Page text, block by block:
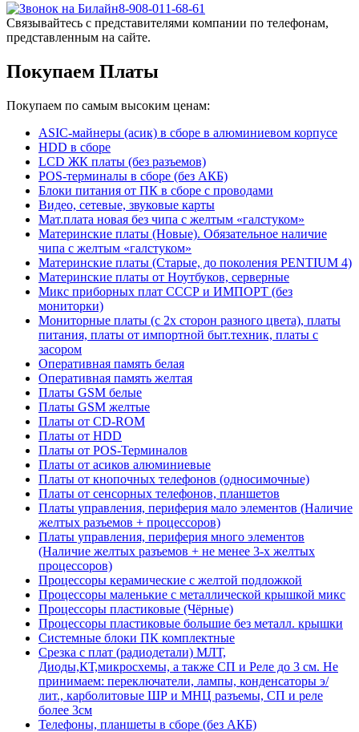
8-908-011-68-61
Связывайтесь с представителями компании по телефонам,
представленным на сайте.
Покупаем Платы
Покупаем по самым высоким ценам:
ASIC-майнеры (асик) в сборе в алюминиевом корпусе
HDD в сборе
LCD ЖК платы (без разъемов)
POS-терминалы в сборе (без АКБ)
Блоки питания от ПК в сборе с проводами
Видео, сетевые, звуковые карты
Мат.плата новая без чипа с желтым «галстуком»
Материнские платы (Новые). Обязательное наличие
чипа с желтым «галстуком»
Материнские платы (Старые, до поколения PENTIUM 4)
Материнские платы от Ноутбуков, серверные
Микс приборных плат СССР и ИМПОРТ (без
мониторки)
Мониторные платы (с 2х сторон разного цвета), платы
питания, платы от импортной быт.техник, платы с
засором
Оперативная память белая
Оперативная память желтая
Платы GSM белые
Платы GSM желтые
Платы от CD-ROM
Платы от HDD
Платы от POS-Терминалов
Платы от асиков алюминиевые
Платы от кнопочных телефонов (односимочные)
Платы от сенсорных телефонов, планшетов
Платы управления, периферия мало элементов (Наличие
желтых разъемов + процессоров)
Платы управления, периферия много элементов
(Наличие желтых разъемов + не менее 3-х желтых
процессоров)
Процессоры керамические с желтой подложкой
Процессоры маленькие с металлической крышкой микс
Процессоры пластиковые (Чёрные)
Процессоры пластиковые большие без металл. крышки
Системные блоки ПК комплектные
Срезка с плат (радиодетали) МЛТ,
Диоды,КТ,микросхемы, а также СП и Реле до 3 см. Не
принимаем: переключатели, лампы, конденсаторы э/
лит., карболитовые ШР и МНЦ разъемы, СП и реле
более 3см
Телефоны, планшеты в сборе (без АКБ)